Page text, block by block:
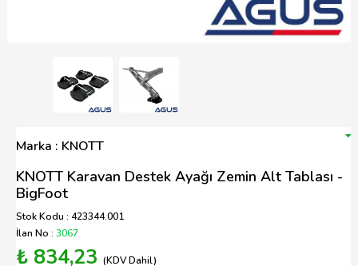
Marka : KNOTT
KNOTT Karavan Destek Ayağı Zemin Alt Tablası -
BigFoot
Stok Kodu : 423344.001
İlan No : 3067
₺ 834,23 (KDV Dahil)